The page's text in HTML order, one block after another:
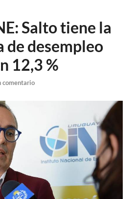
Salto tiene la
de desempleo
12,3 %
comentario